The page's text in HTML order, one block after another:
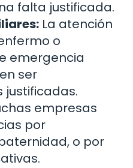
falta justificada.
La atención
o
emergencia
ser
justificadas.
empresas
por
o por